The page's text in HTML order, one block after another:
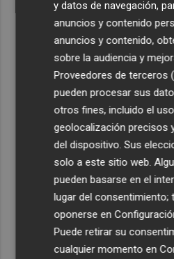
y datos de navegación,
anuncios y contenido
anuncios y contenido,
sobre la audiencia y
Proveedores de terceros
pueden procesar sus
otros fines, incluido el
geolocalización precisos
del dispositivo. Sus
solo a este sitio web.
pueden basarse en el
lugar del consentimiento;
oponerse en
Puede retirar su
cualquier momento en